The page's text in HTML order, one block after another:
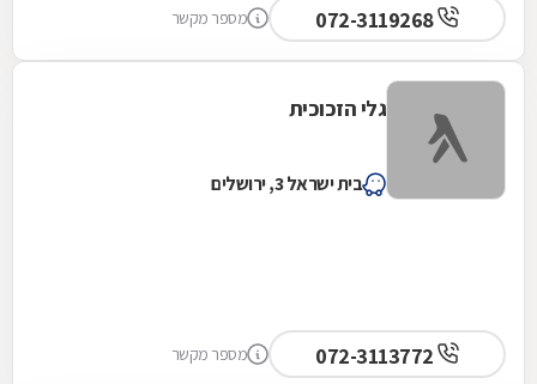
072-3119268 מספר מקשר
גלי הזכוכית
בית ישראל 3, ירושלים
מספר מקשר